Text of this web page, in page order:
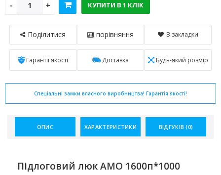
КУПИТИ В 1 КЛІК
Поділитися порівняння В закладки
Гарантії якості Доставка Будь-який розмір
Спеціальні замки власного виробництва! Гарантія якості!
ОПИС ХАРАКТЕРИСТИКИ ВІДГУКІВ (0)
Підлоговий люк АМО 1600п*1000